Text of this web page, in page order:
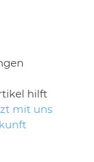
hilft
mit uns